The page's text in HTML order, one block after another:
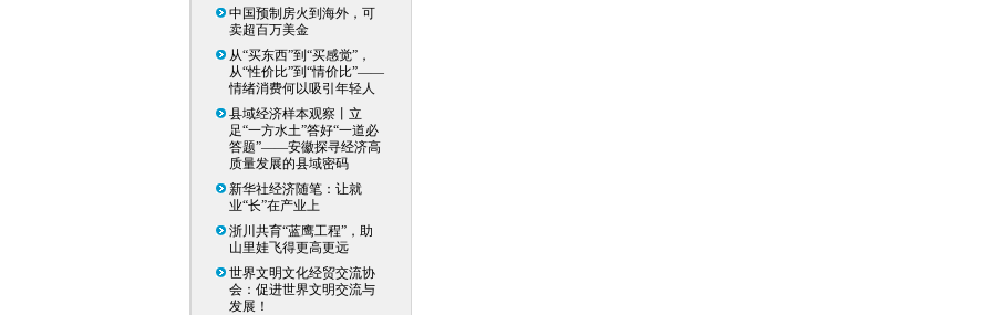
中国预制房火到海外，可
卖超百万美金
从“买东西”到“买感觉”，
从“性价比”到“情价比”——
情绪消费何以吸引年轻人
县域经济样本观察丨立
足“一方水土”答好“一道必
答题”——安徽探寻经济高
质量发展的县域密码
新华社经济随笔：让就
业“长”在产业上
浙川共育“蓝鹰工程”，助
山里娃飞得更高更远
世界文明文化经贸交流协
会：促进世界文明交流与
发展！